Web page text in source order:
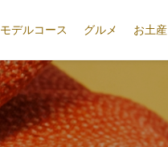
モデルコース グルメ お土産